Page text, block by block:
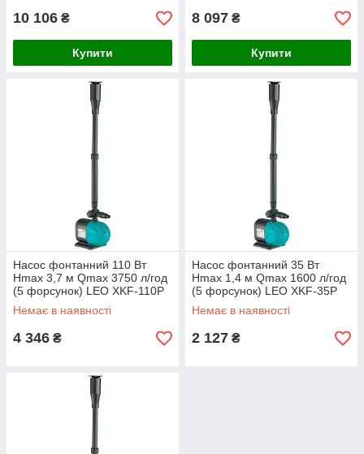
10 106 ₴
Купити
8 097 ₴
Купити
Насос фонтанний 110 Вт
Hmax 3,7 м Qmax 3750 л/год
(5 форсунок) LEO XKF-110P
(772118)
Немає в наявності
4 346 ₴
Насос фонтанний 35 Вт
Hmax 1,4 м Qmax 1600 л/год
(5 форсунок) LEO XKF-35P
(772114)
Немає в наявності
2 127 ₴